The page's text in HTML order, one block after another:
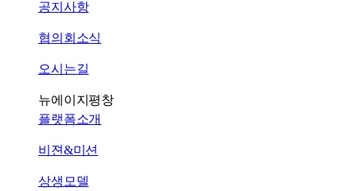
공지사항
협의회소식
오시는길
뉴에이지평창
플랫폼소개
비젼&미션
상생모델